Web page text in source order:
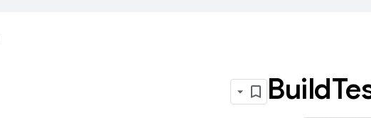
Build